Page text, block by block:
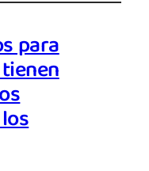
para